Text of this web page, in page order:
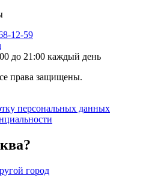
12-59
до 21:00 каждый день
права защищены.
персональных данных
город